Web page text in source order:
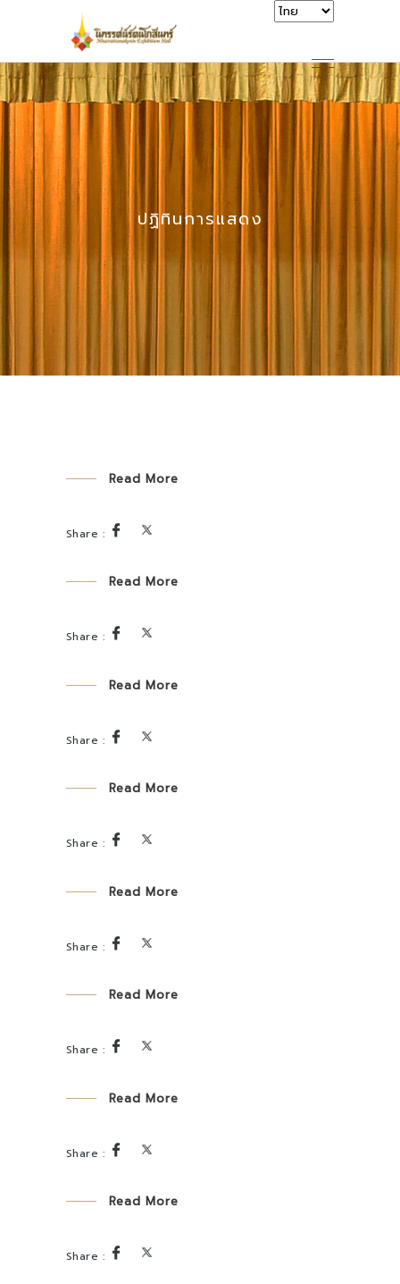
ปฏิทินการแสดง
Read More
Read More
Read More
Read More
Read More
Read More
Read More
Read More